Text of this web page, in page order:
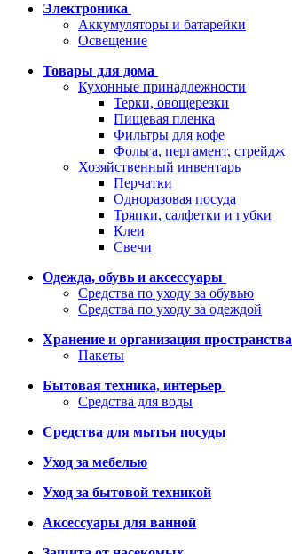
Электроника
Аккумуляторы и батарейки
Освещение
Товары для дома
Кухонные принадлежности
Терки, овощерезки
Пищевая пленка
Фильтры для кофе
Фольга, пергамент, стрейдж
Хозяйственный инвентарь
Перчатки
Одноразовая посуда
Тряпки, салфетки и губки
Клеи
Свечи
Одежда, обувь и аксессуары
Средства по уходу за обувью
Средства по уходу за одеждой
Хранение и организация пространства
Пакеты
Бытовая техника, интерьер
Средства для воды
Средства для мытья посуды
Уход за мебелью
Уход за бытовой техникой
Аксессуары для ванной